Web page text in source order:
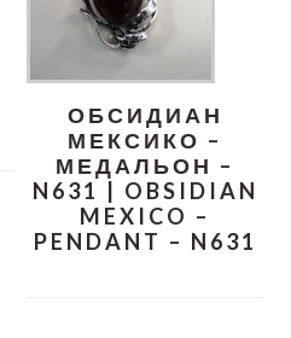
ОБСИДИАН
МЕКСИКО –
МЕДАЛЬОН –
N631 | OBSIDIAN
MEXICO –
PENDANT – N631